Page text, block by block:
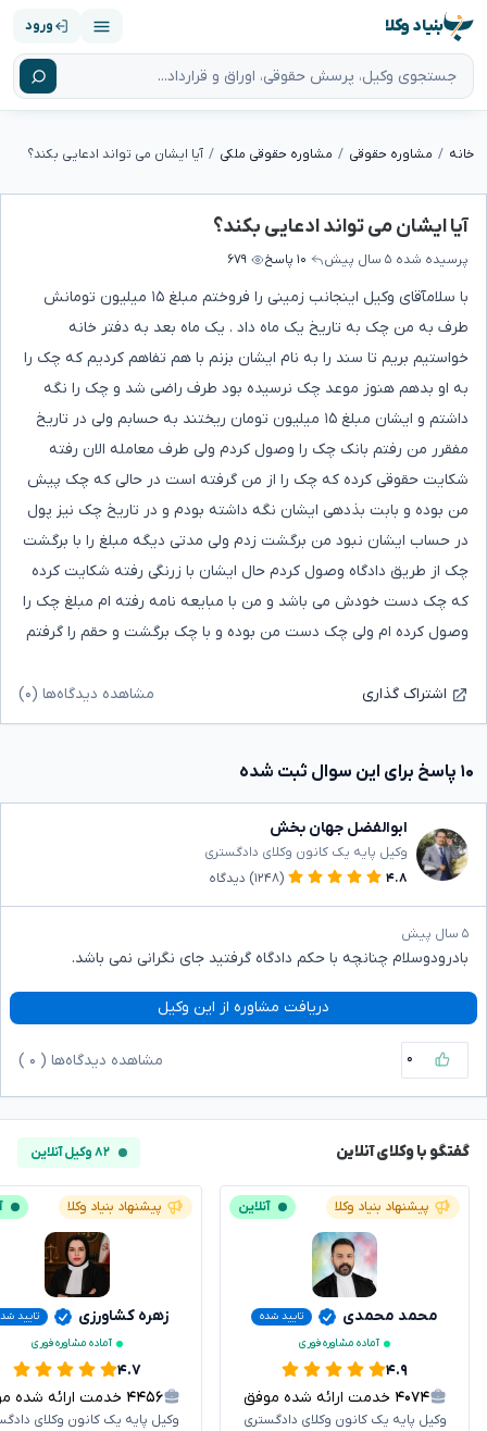
بنیاد وکلا ورود
خانه مشاوره حقوقی مشاوره حقوقی ملکی آیا ایشان می تواند ادعایی بکند؟
آیا ایشان می تواند ادعایی بکند؟
پرسیده شده ۵ سال پیش ۱۰ پاسخ ۶۷۹
با سلامآقای وکیل اینجانب زمینی را فروختم مبلغ ۱۵ میلیون تومانش
طرف به من چک به تاریخ یک ماه داد . یک ماه بعد به دفتر خانه
خواستیم بریم تا سند را به نام ایشان بزنم با هم تفاهم کردیم که چک را
به او بدهم هنوز موعد چک نرسیده بود طرف راضی شد و چک را نگه
داشتم و ایشان مبلغ ۱۵ میلیون تومان ریختند به حسابم ولی در تاریخ
مفقرر من رفتم بانک چک را وصول کردم ولی طرف معامله الان رفته
شکایت حقوقی کرده که چک را از من گرفته است در حالی که چک پیش
من بوده و بابت بذدهی ایشان نگه داشته بودم و در تاریخ چک نیز پول
در حساب ایشان نبود من برگشت زدم ولی مدتی دیگه مبلغ را با برگشت
چک از طریق دادگاه وصول کردم حال ایشان با زرنگی رفته شکایت کرده
که چک دست خودش می باشد و من با مبایعه نامه رفته ام مبلغ چک را
وصول کرده ام ولی چک دست من بوده و با چک برگشت و حقم را گرفتم
اشتراک گذاری مشاهده دیدگاه‌ها (۰)
۱۰ پاسخ برای این سوال ثبت شده
ابوالفضل جهان بخش
وکیل پایه یک کانون وکلای دادگستری
۴.۸
(۱۲۴۸) دیدگاه
۵ سال پیش
بادرودوسلام چنانچه با حکم دادگاه گرفتید جای نگرانی نمی باشد.
دریافت مشاوره از این وکیل
۰ مشاهده دیدگاه‌ها ( ۰
گفتگو با وکلای آنلاین ۸۲ وکیل آنلاین
پیشنهاد بنیاد وکلا آنلاین
محمد محمدی
تایید شده
آماده مشاوره فوری
۴.۹
۴۰۷۴ خدمت ارائه شده موفق
وکیل پایه یک کانون وکلای دادگستری
پیشنهاد بنیاد وکلا
زهره کشاورزی
تایید
آماده مشاوره فوری
۴.۷
۴۴۵۶ خدمت ارائه شده موفق
وکیل پایه یک کانون وکلای